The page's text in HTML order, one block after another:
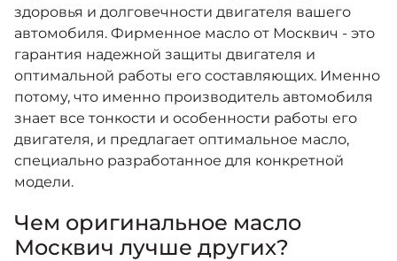
здоровья и долговечности двигателя вашего
автомобиля. Фирменное масло от Москвич - это
гарантия надежной защиты двигателя и
оптимальной работы его составляющих. Именно
потому, что именно производитель автомобиля
знает все тонкости и особенности работы его
двигателя, и предлагает оптимальное масло,
специально разработанное для конкретной
модели.
Чем оригинальное масло
Москвич лучше других?